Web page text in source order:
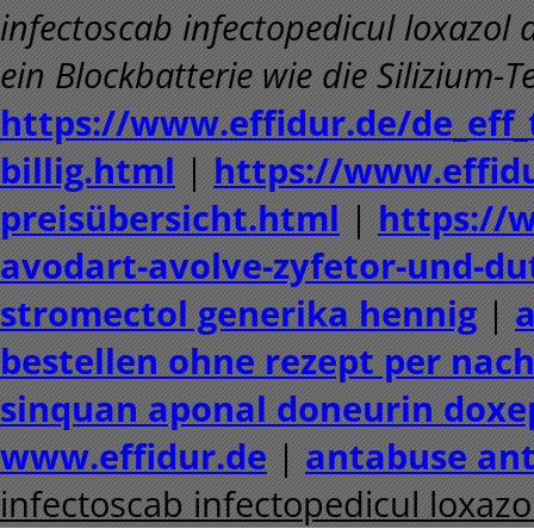
infectoscab infectopedicul loxazol
ein Blockbatterie wie die Silizium-
https://www.effidur.de/
billig.html | https://
preisübersicht.html | https://
avodart-avolve-zyfetor-und-
stromectol generika hennig|
bestellen ohne rezept per
sinquan aponal doneurin
www.effidur.de | antabuse
infectoscab infectopedicul